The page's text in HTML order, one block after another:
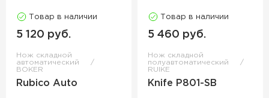
Товар в наличии
5 120 руб.
Нож складной
автоматический
BOKER
Rubico Auto
Товар в наличии
5 460 руб.
Нож складной
полуавтоматический
RUIKE
Knife P801-SB